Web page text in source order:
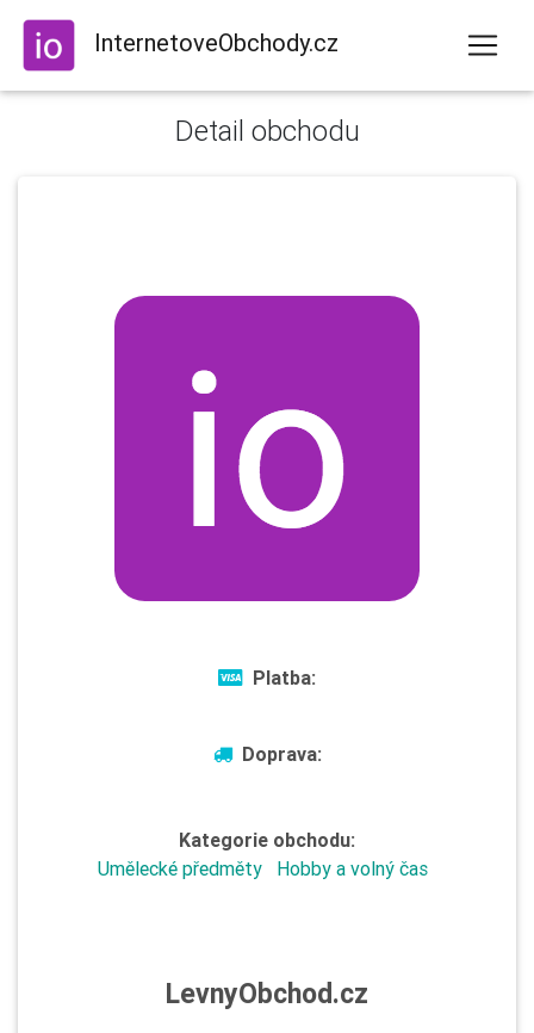
InternetoveObchody.cz
Detail obchodu
Platba:
Doprava:
Kategorie obchodu:
Umělecké předměty
Hobby a volný čas
LevnyObchod.cz